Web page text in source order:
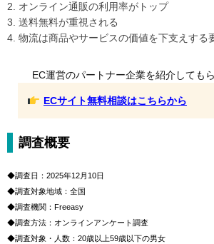
2. オンライン通販の利用率がトップ
3. 送料無料が重視される
4. 物流は商品やサービスの価値を下支えする
EC運営のパートナー企業を紹介しても
ECサイト無料相談はこちらから
調査概要
◆調査日：2025年12月10日
◆調査対象地域：全国
◆調査機関：Freeasy
◆調査方法：オンラインアンケート調査
◆調査対象・人数：20歳以上59歳以下の男女